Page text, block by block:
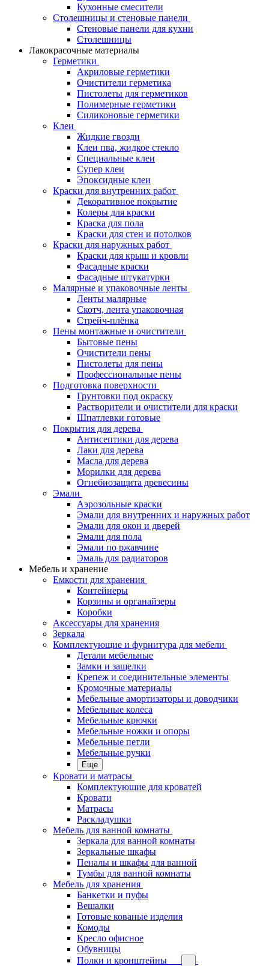
Кухонные смесители
Столешницы и стеновые панели
Стеновые панели для кухни
Столешницы
Лакокрасочные материалы
Герметики
Акриловые герметики
Очистители герметика
Пистолеты для герметиков
Полимерные герметики
Силиконовые герметики
Клеи
Жидкие гвозди
Клеи пва, жидкое стекло
Специальные клеи
Супер клеи
Эпоксидные клеи
Краски для внутренних работ
Декоративное покрытие
Колеры для краски
Краска для пола
Краски для стен и потолков
Краски для наружных работ
Краски для крыш и кровли
Фасадные краски
Фасадные штукатурки
Малярные и упаковочные ленты
Ленты малярные
Скотч, лента упаковочная
Стрейч-плёнка
Пены монтажные и очистители
Бытовые пены
Очистители пены
Пистолеты для пены
Профессиональные пены
Подготовка поверхности
Грунтовки под окраску
Растворители и очистители для краски
Шпатлевки готовые
Покрытия для дерева
Антисептики для дерева
Лаки для дерева
Масла для дерева
Морилки для дерева
Огнебиозащита древесины
Эмали
Аэрозольные краски
Эмали для внутренних и наружных работ
Эмали для окон и дверей
Эмали для пола
Эмали по ржавчине
Эмаль для радиаторов
Мебель и хранение
Емкости для хранения
Контейнеры
Корзины и органайзеры
Коробки
Аксессуары для хранения
Зеркала
Комплектующие и фурнитура для мебели
Детали мебельные
Замки и защелки
Крепеж и соединительные элементы
Кромочные материалы
Мебельные амортизаторы и доводчики
Мебельные колеса
Мебельные крючки
Мебельные ножки и опоры
Мебельные петли
Мебельные ручки
Еще
Кровати и матрасы
Комплектующие для кроватей
Кровати
Матрасы
Раскладушки
Мебель для ванной комнаты
Зеркала для ванной комнаты
Зеркальные шкафы
Пеналы и шкафы для ванной
Тумбы для ванной комнаты
Мебель для хранения
Банкетки и пуфы
Вешалки
Готовые кованые изделия
Комоды
Кресло офисное
Обувницы
Полки и кронштейны